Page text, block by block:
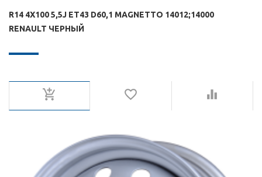
R14 4X100 5,5J ET43 D60,1 MAGNETTO 14012;14000
RENAULT ЧЕРНЫЙ